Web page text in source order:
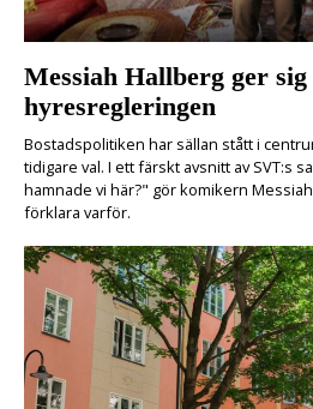
Messiah Hallberg ger sig
hyresregleringen
Bostadspolitiken har sällan stått i
tidigare val. I ett färskt avsnitt av SVT:s
hamnade vi här?" gör komikern
förklara varför.